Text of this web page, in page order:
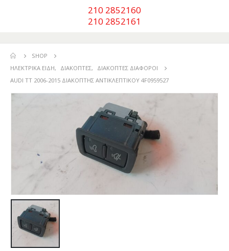
210 2852160
210 2852161
SHOP
ΗΛΕΚΤΡΙΚΆ ΕΊΔΗ, ΔΙΑΚΌΠΤΕΣ,
ΔΙΑΚΌΠΤΕΣ ΔΙΆΦΟΡΟΙ
AUDI TT 2006-2015 ΔΙΑΚΟΠΤΗΣ ΑΝΤΙΚΛΕΠΤΙΚΟΥ 4F0959527